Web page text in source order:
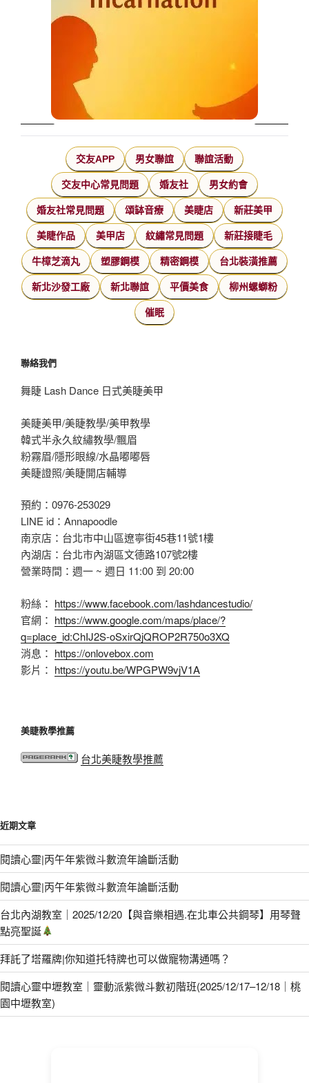
交友APP 男女聯誼 聯誼活動
交友中心常見問題 婚友社 男女約會
婚友社常見問題 頌缽音療 美睫店 新莊美甲
美睫作品 美甲店 紋繡常見問題 新莊接睫毛
牛樟芝滴丸 塑膠鋼模 精密鋼模 台北裝潢推薦
新北沙發工廠 新北聯誼 平價美食 柳州螺螄粉
催眠
聯絡我們
舞睫 Lash Dance 日式美睫美甲
美睫美甲/美睫教學/美甲教學
韓式半永久紋繡教學/飄眉
粉霧眉/隱形眼線/水晶嘟嘟唇
美睫證照/美睫開店輔導
預約：0976-253029
LINE id：Annapoodle
南京店：台北市中山區遼寧街45巷11號1樓
內湖店：台北市內湖區文德路107號2樓
營業時間：週一 ~ 週日 11:00 到 20:00
粉絲： https://www.facebook.com/lashdancestudio/
官網： https://www.google.com/maps/place/?
q=place_id:ChIJ2S-oSxirQjQROP2R750o3XQ
消息： https://onlovebox.com
影片： https://youtu.be/WPGPW9vjV1A
美睫教學推薦
台北美睫教學推薦
近期文章
閱讀心靈|丙午年紫微斗數流年論斷活動
閱讀心靈|丙午年紫微斗數流年論斷活動
台北內湖教室｜2025/12/20【與音樂相遇.在北車公共鋼琴】用琴聲
點亮聖誕
拜託了塔羅牌|你知道托特牌也可以做寵物溝通嗎？
閱讀心靈中壢教室｜靈動派紫微斗數初階班(2025/12/17–12/18｜桃
園中壢教室)